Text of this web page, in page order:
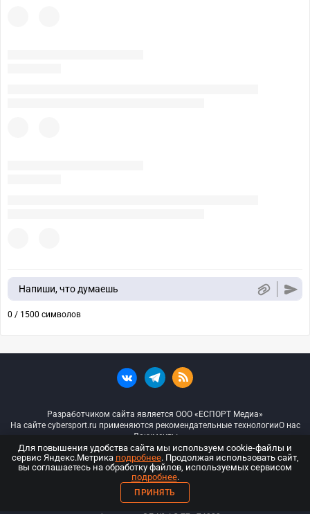
Напиши, что думаешь
0 / 1500 символов
Разработчиком сайта является ООО «ЕСПОРТ Медиа»
На сайте cybersport.ru применяются рекомендательные технологииО нас
Документы
© ООО «Киберспорт.ру» — Все права защищены
18+
ООО «Киберспорт.ру». Свидетельство о регистрации средств массовой
Для повышения удобства сайта мы используем cookie-файлы и
сервис Яндекс.Метрика подробнее. Продолжая использовать сайт,
вы соглашаетесь на обработку файлов, используемых сервисом
подробнее.
ПРИНЯТЬ